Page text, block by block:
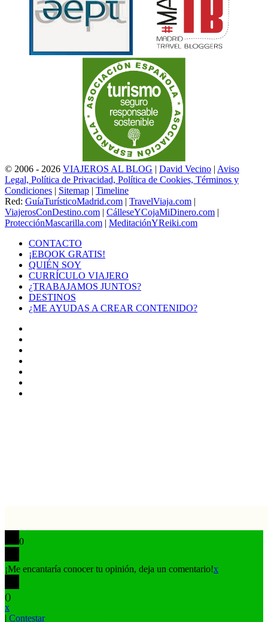
© 2006 - 2026 VIAJEROS AL BLOG | David Vecino | Aviso
Legal, Política de Privacidad, Política de Cookies, Términos y
Condiciones | Sitemap | Timeline
Red: GuíaTurísticoMadrid.com | TravelViaja.com |
ViajerosConDestino.com | CálleseYCojaMiDinero.com |
ProtecciónMascarilla.com | MeditaciónYReiki.com
CONTACTO
¡EBOOK GRATIS!
QUIÉN SOY
CURRÍCULO VIAJERO
¿TRABAJAMOS JUNTOS?
DESTINOS
¿ME AYUDAS A CREAR CONTENIDO?
0
¡Me encantaría conocer tu opinión, deja un comentario!x
()
x
| Contestar